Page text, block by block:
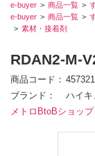
e-buyer
商品一覧
e-buyer
商品一覧
素材・接着剤
RDAN2-M-
商品コード
ブランド
ハイキ
メトロBtoBショップ